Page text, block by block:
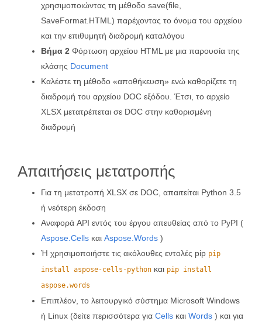
χρησιμοποιώντας τη μέθοδο save(file,
SaveFormat.HTML) παρέχοντας το όνομα του αρχείου
και την επιθυμητή διαδρομή καταλόγου
Βήμα 2 Φόρτωση αρχείου HTML με μια παρουσία της
κλάσης Document
Καλέστε τη μέθοδο «αποθήκευση» ενώ καθορίζετε τη
διαδρομή του αρχείου DOC εξόδου. Έτσι, το αρχείο
XLSX μετατρέπεται σε DOC στην καθορισμένη
διαδρομή
Απαιτήσεις μετατροπής
Για τη μετατροπή XLSX σε DOC, απαιτείται Python 3.5
ή νεότερη έκδοση
Αναφορά API εντός του έργου απευθείας από το PyPI (
Aspose.Cells και Aspose.Words )
Ή χρησιμοποιήστε τις ακόλουθες εντολές pip pip
install aspose-cells-python και pip install
aspose.words
Επιπλέον, το λειτουργικό σύστημα Microsoft Windows
ή Linux (δείτε περισσότερα για Cells και Words ) και για